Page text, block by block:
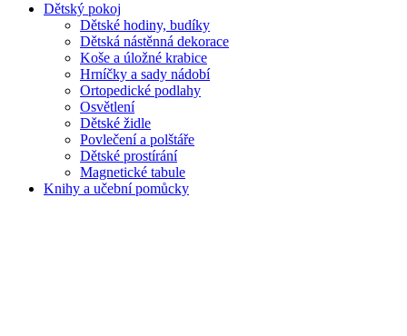
Dětský pokoj
Dětské hodiny, budíky
Dětská nástěnná dekorace
Koše a úložné krabice
Hrníčky a sady nádobí
Ortopedické podlahy
Osvětlení
Dětské židle
Povlečení a polštáře
Dětské prostírání
Magnetické tabule
Knihy a učební pomůcky